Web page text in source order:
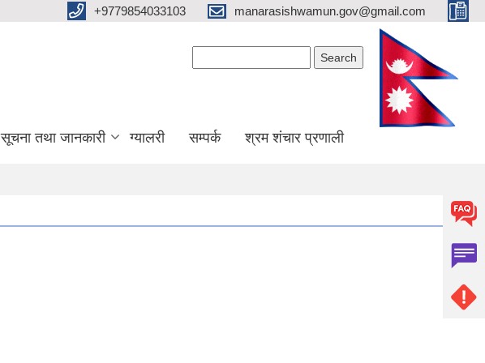
+9779854033103 manarasishwamun.gov@gmail.com
सूचना तथा जानकारी ग्यालरी सम्पर्क श्रम शंचार प्रणाली